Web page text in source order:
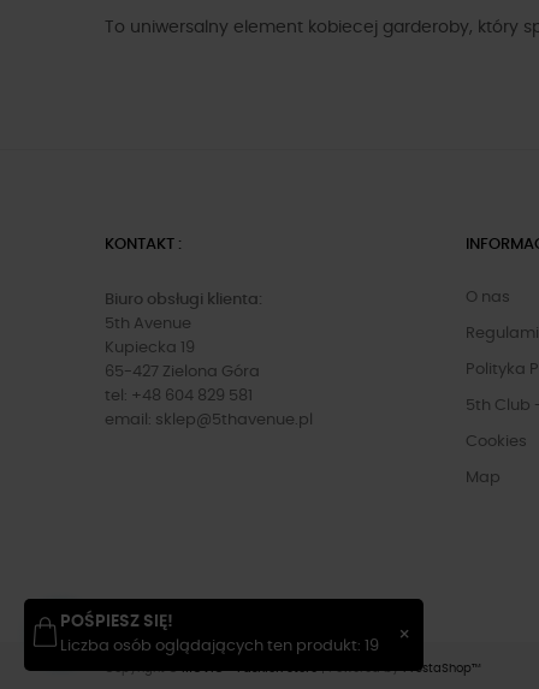
POŚPIESZ SIĘ!
Liczba osób oglądających ten produkt: 19
×
To uniwersalny element kobiecej garderoby, który
KONTAKT :
Biuro obsługi klienta:
5th Avenue
Kupiecka 19
65-427 Zielona Góra
tel: +48 604 829 581
email: sklep@5thavenue.pl
O nas
Polityka
5th Club
Cookies
Map
Copyright ©MOVIC • Fashion Store| Powered byPrestaShop™